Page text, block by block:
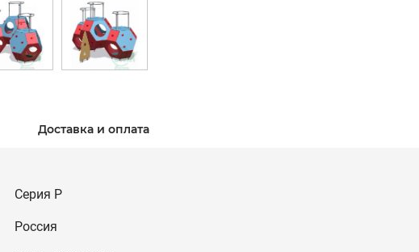
Доставка и оплата
Серия Р
Россия